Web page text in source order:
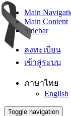
Main
Main Content
Sidebar
ลงทะเบียน
เข้าสู่ระบบ
ภาษาไทย
English
Toggle navigation